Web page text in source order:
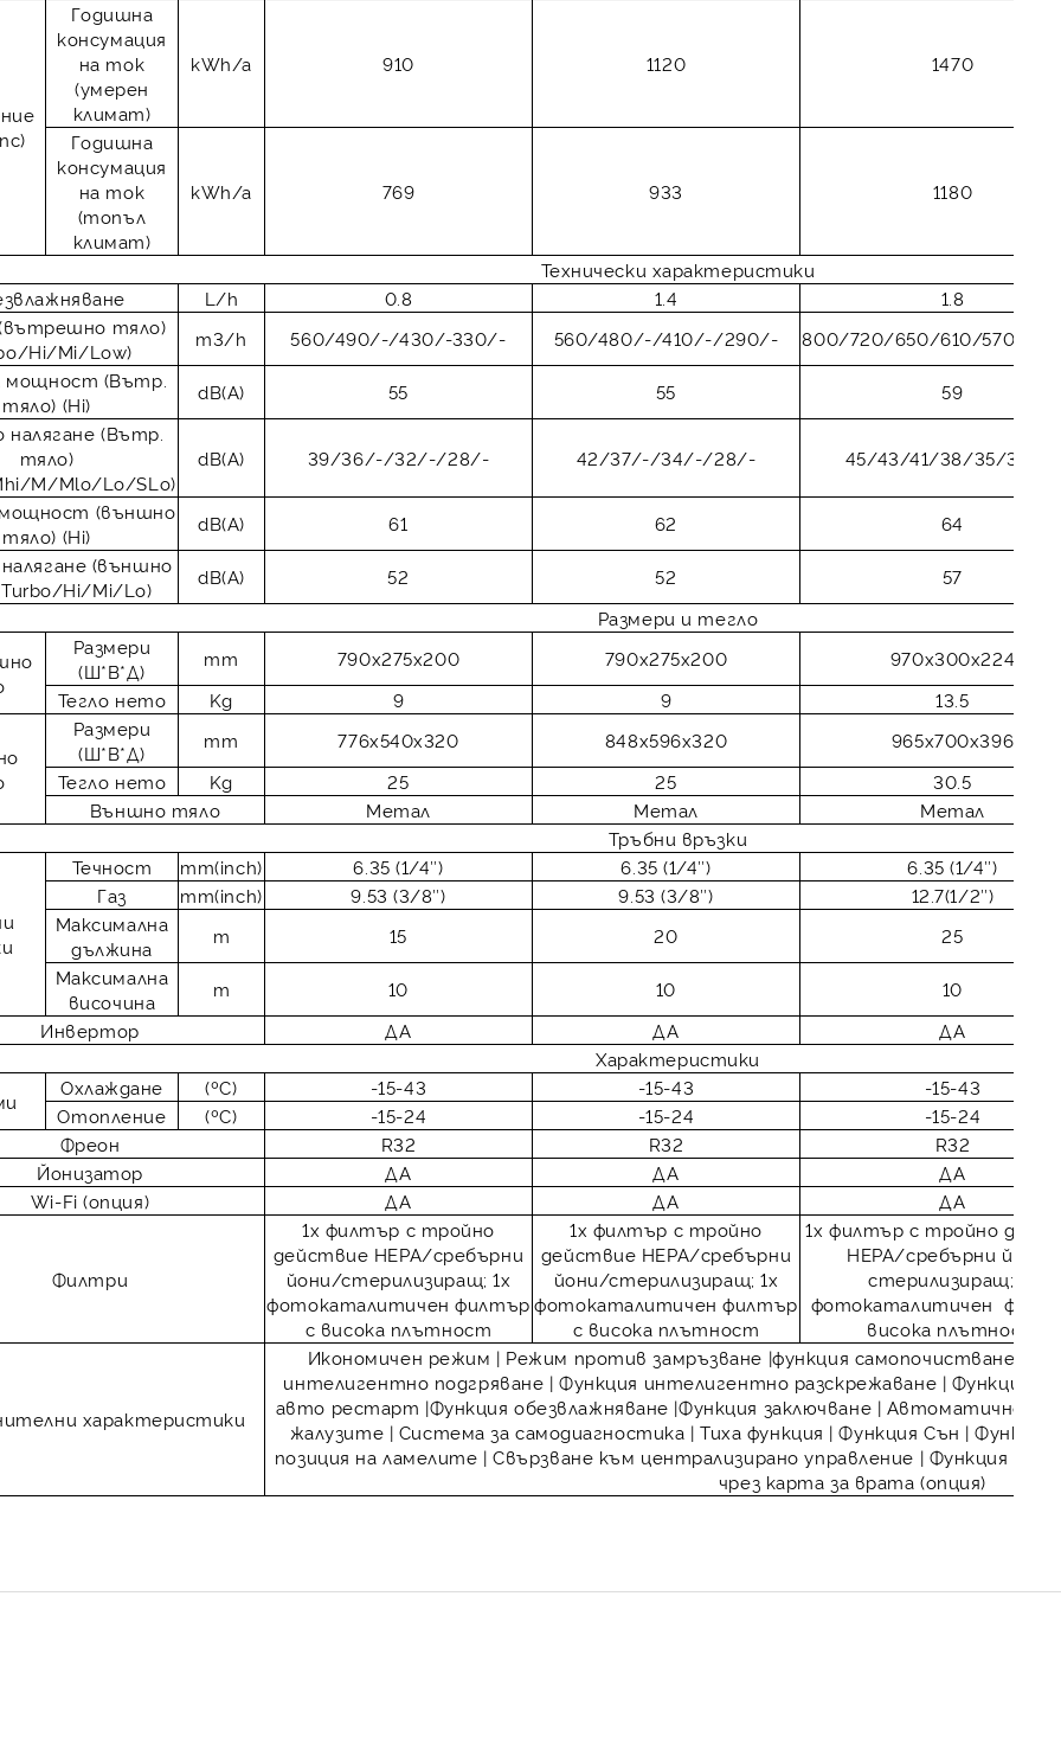
Годишна
консумация
на ток
(умерен
климат)
kWh/a 910 1120 1470
Годишна
консумация
на ток
(топъл
климат)
kWh/a 769 933 1180
Технически характеристики
L/h 0.8 1.4
1.8
тяло)
Hi/Mi/Low)
m3/h 560/490/-/430/-330/- 560/480/-/410/-/290/-
800/720/650/610/570/
мощност (Вътр.
тяло) (Hi)
dB(A) 55 55
59
налягане (Вътр.
тяло)
M/Mlo/Lo/SLo)
dB(A) 39/36/-/32/-/28/- 42/37/-/34/-/28/- 45/43/41/38/35/34/31
мощност (външно
тяло) (Hi)
dB(A) 61 62
64
(външно
Hi/Mi/Lo)
dB(A) 52 52
57
Размери и тегло
Размери
(Ш*В*Д)
mm 790x275x200 790x275x200
970x300x224
Тегло нето
Kg 9 9 13.5
Размери
(Ш*В*Д)
mm 776x540x320 848x596x320
965x700x396
Тегло нето
Kg 25 25
30.5
Външно тяло
Метал Метал
Метал
Тръбни връзки
Течност mm(inch) 6.35 (1/4″) 6.35 (1/4″)
6.35 (1/4″)
Газ
mm(inch) 9.53 (3/8″) 9.53 (3/8″)
12.7(1/2″)
Максимална
дължина
m 15 20
25
Максимална
височина
m 10 10
10
Инвертор
ДА ДА
ДА
Характеристики
Охлаждане (ºC) -15-43 -15-43
-15-43
Отопление
(ºC) -15-24 -15-24
-15-24
Фреон
R32 R32
R32
Йонизатор
ДА ДА
ДА
Wi-Fi (опция)
ДА ДА ДА
Филтри
1х филтър с тройно
действие HEPA/сребърни
йони/стерилизиращ; 1х
фотокаталитичен филтър
с висока плътност
1х филтър с тройно
действие HEPA/сребърни
йони/стерилизиращ; 1х
фотокаталитичен филтър
с висока плътност
1х филтър с тройно
HEPA/сребърни йони/
стерилизиращ; 1х
фотокаталитичен
висока плътност
характеристики
Икономичен режим | Режим против замръзване |функция самопочистване
интелигентно подгряване | Функция интелигентно разскрежаване | Функция
авто рестарт |Функция обезвлажняване |Функция заключване | Автoматично
жалузите | Система за самодиагностика | Тиха функция | Функция Сън |
позиция на ламелите | Свързване към централизирано управление | Функция
чрез карта за врата (опция)